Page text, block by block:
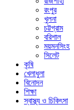
রংপুর
খুলনা
চট্টগ্রাম
বরিশাল
ময়মনসিংহ
সিলেট
কৃষি
খেলাধুলা
বিনোদন
শিক্ষা
স্বাস্থ্য ও চিকিৎসা